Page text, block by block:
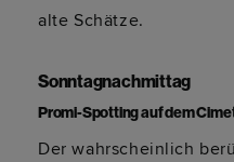
alte Schätze.
Sonntagnachmittag
Promi-Spotting auf dem
Der wahrscheinlich